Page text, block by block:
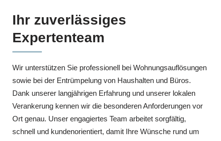
Ihr zuverlässiges
Expertenteam
Wir unterstützen Sie professionell bei Wohnungsauflösungen
sowie bei der Entrümpelung von Haushalten und Büros.
Dank unserer langjährigen Erfahrung und unserer lokalen
Verankerung kennen wir die besonderen Anforderungen vor
Ort genau. Unser engagiertes Team arbeitet sorgfältig,
schnell und kundenorientiert, damit Ihre Wünsche rund um